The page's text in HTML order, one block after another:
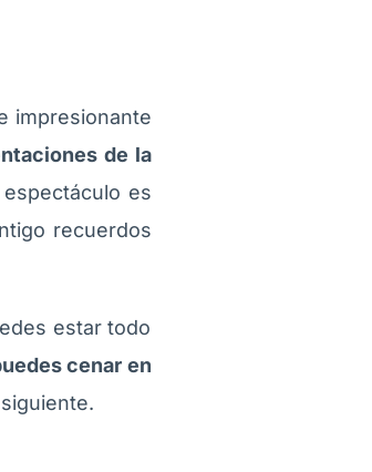
impresionante
de la
espectáculo es
recuerdos
estar todo
cenar en